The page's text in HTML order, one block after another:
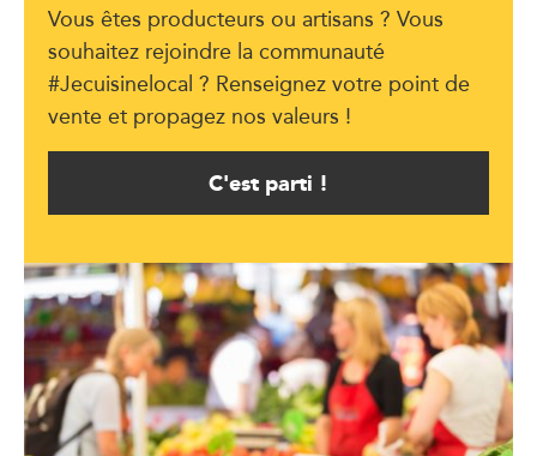
Vous êtes producteurs ou artisans ? Vous
souhaitez rejoindre la communauté
#Jecuisinelocal ? Renseignez votre point de
vente et propagez nos valeurs !
C'est parti !